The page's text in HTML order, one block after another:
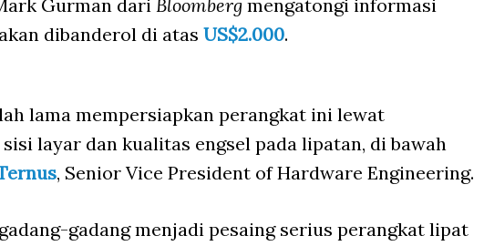
Gurman dari Bloomberg mengatongi informasi
dibanderol di atas US$2.000.
lama mempersiapkan perangkat ini lewat
layar dan kualitas engsel pada lipatan, di bawah
, Senior Vice President of Hardware Engineering.
gadang menjadi pesaing serius perangkat lipat